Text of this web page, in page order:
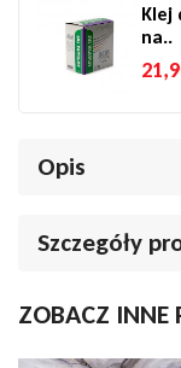
Klej
na..
Opis
kremowe
tapecie ściennej
Szczegóły
MarkaTapety
ZOBACZ INNE